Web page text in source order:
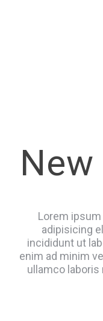
Lorem
adipisicing
incididunt ut
enim ad minim
ullamco laboris